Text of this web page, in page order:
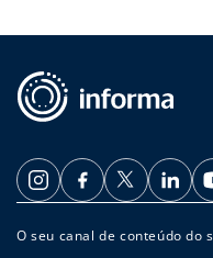
O seu canal de conteúdo do